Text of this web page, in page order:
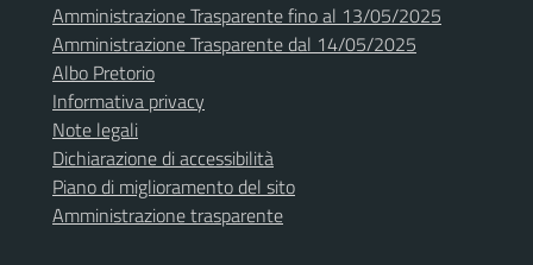
Amministrazione Trasparente fino al 13/05/2025
Amministrazione Trasparente dal 14/05/2025
Albo Pretorio
Informativa privacy
Note legali
Dichiarazione di accessibilità
Piano di miglioramento del sito
Amministrazione trasparente